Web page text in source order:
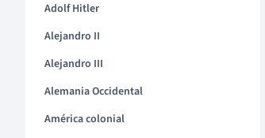
Adolf Hitler
Alejandro II
Alejandro III
Alemania Occidental
América colonial